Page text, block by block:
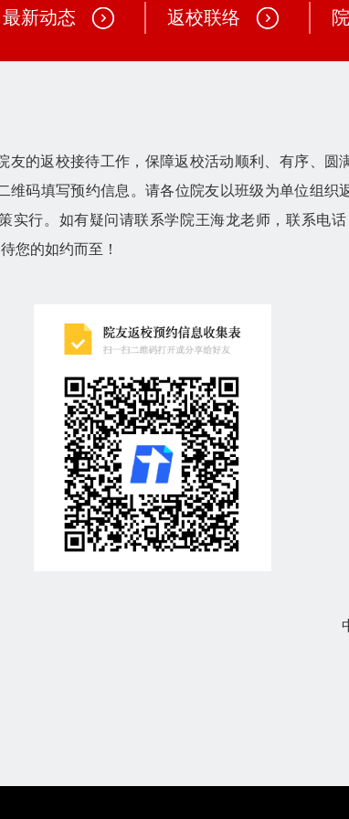
最新动态 返校联络
友的返校接待工作，保障返校活动顺利、有序、圆
维码填写预约信息。请各位院友以班级为单位组织
实行。如有疑问请联系学院王海龙老师，联系电话
您的如约而至！